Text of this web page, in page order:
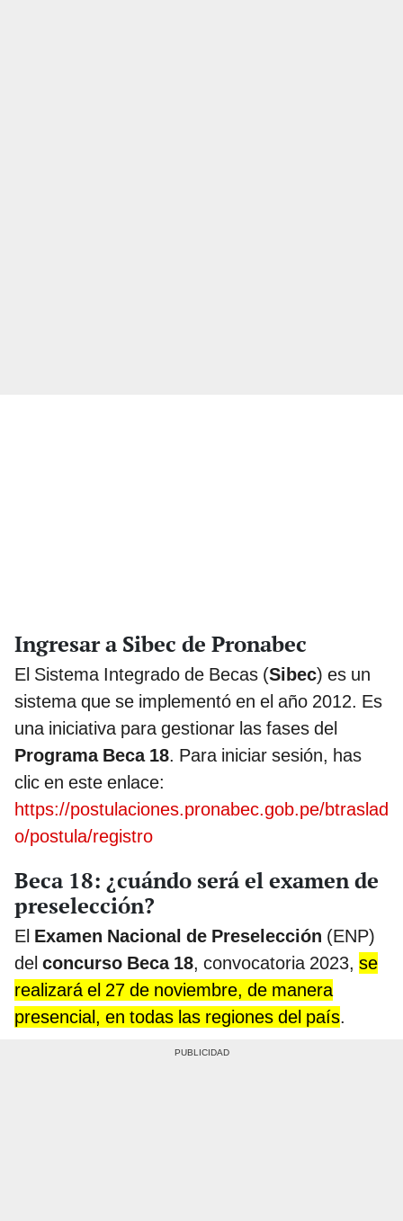
Ingresar a Sibec de Pronabec
El Sistema Integrado de Becas (Sibec) es un
sistema que se implementó en el año 2012. Es
una iniciativa para gestionar las fases del
Programa Beca 18. Para iniciar sesión, has
clic en este enlace:
https://postulaciones.pronabec.gob.pe/btraslad
o/postula/registro
Beca 18: ¿cuándo será el examen de
preselección?
El Examen Nacional de Preselección (ENP)
del concurso Beca 18, convocatoria 2023, se
realizará el 27 de noviembre, de manera
presencial, en todas las regiones del país.